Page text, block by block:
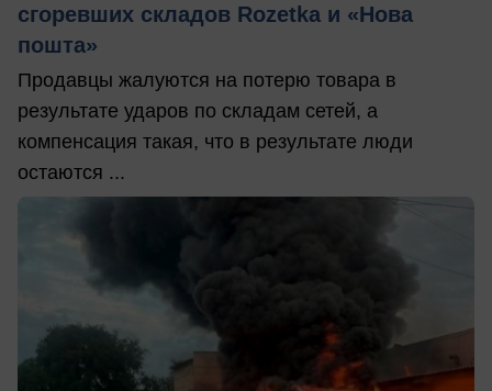
сгоревших складов Rozetka и «Нова
пошта»
Продавцы жалуются на потерю товара в
результате ударов по складам сетей, а
компенсация такая, что в результате люди
остаются ...